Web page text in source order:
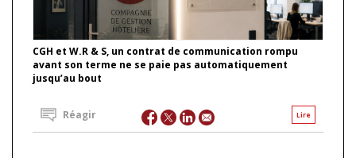
CGH et W.R & S, un contrat de communication rompu
avant son terme ne se paie pas automatiquement
jusqu’au bout
Lire
Réagir